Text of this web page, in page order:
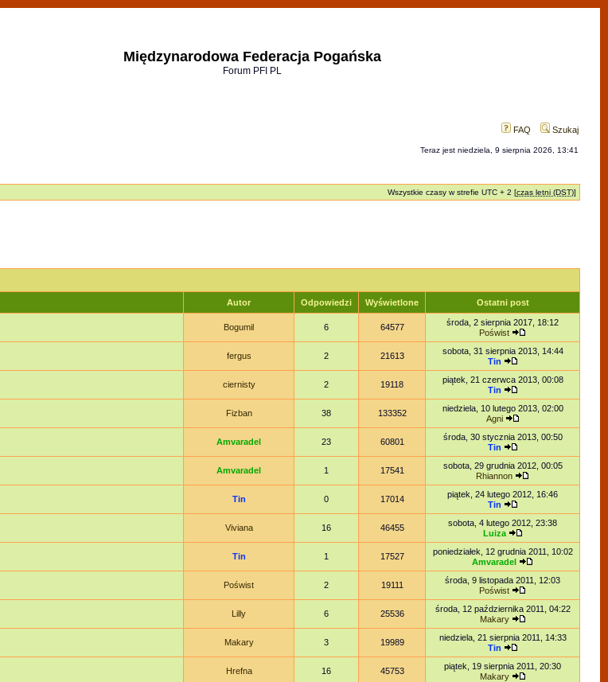
Międzynarodowa Federacja Pogańska
Forum PFI PL
FAQ Szukaj
Teraz jest niedziela, 9 sierpnia 2026, 13:41
Wszystkie czasy w strefie UTC + 2 [czas letni (DST)]
Autor Odpowiedzi Wyświetlone Ostatni post
Bogumil 6 64577
środa, 2 sierpnia 2017, 18:12
Poświst
fergus 2 21613
sobota, 31 sierpnia 2013, 14:44
Tin
ciernisty 2 19118
piątek, 21 czerwca 2013, 00:08
Tin
Fizban 38 133352
niedziela, 10 lutego 2013, 02:00
Agni
Amvaradel 23 60801
środa, 30 stycznia 2013, 00:50
Tin
Amvaradel 1 17541
sobota, 29 grudnia 2012, 00:05
Rhiannon
Tin 0 17014
piątek, 24 lutego 2012, 16:46
Tin
Viviana 16 46455
sobota, 4 lutego 2012, 23:38
Luiza
Tin 1 17527
poniedziałek, 12 grudnia 2011, 10:02
Amvaradel
Poświst 2 19111
środa, 9 listopada 2011, 12:03
Poświst
Lilly 6 25536
środa, 12 października 2011, 04:22
Makary
Makary 3 19989
niedziela, 21 sierpnia 2011, 14:33
Tin
Hrefna 16 45753
piątek, 19 sierpnia 2011, 20:30
Makary